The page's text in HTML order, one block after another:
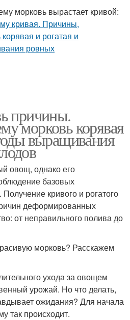
морковь вырастает кривой:
причины.
морковь корявая
выращивания
овощ, однако его
базовых
кривого и рогатого
деформированных
от неправильного полива до
морковь? Расскажем
ухода за овощем
урожай. Но что делать,
ожидания? Для начала
так происходит.